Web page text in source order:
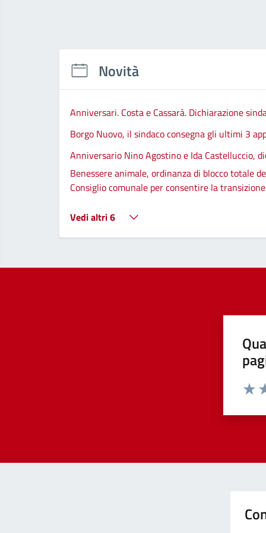
Novità
Anniversari. Costa e Cassarà. Dichiarazione
Borgo Nuovo, il sindaco consegna gli ultimi 3
Anniversario Nino Agostino e Ida Castelluccio,
Benessere animale, ordinanza di blocco totale
Consiglio comunale per consentire la
Vedi altri 6